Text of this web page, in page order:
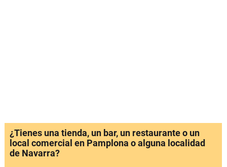
¿Tienes una tienda, un bar, un restaurante o un
local comercial en Pamplona o alguna localidad
de Navarra?